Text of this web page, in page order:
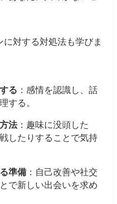
対する対処法も学びま
る ：感情を認識し、話
する。
法：趣味に没頭した
したりすることで気持
準備 ：自己改善や社交
で新しい出会いを求め